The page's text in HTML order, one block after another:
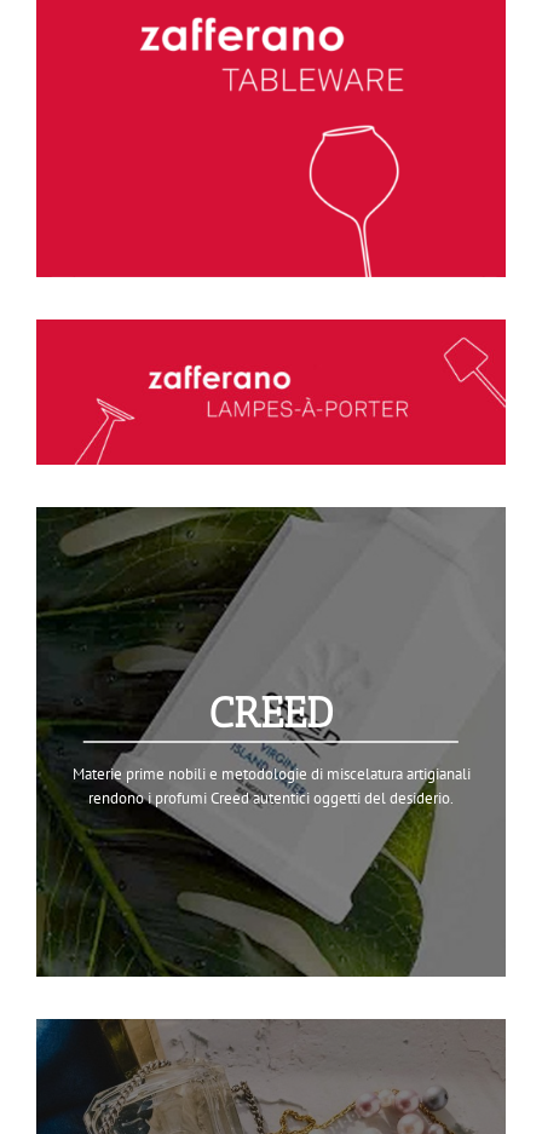
CREED
Materie prime nobili e metodologie di miscelatura artigianali
rendono i profumi Creed autentici oggetti del desiderio.